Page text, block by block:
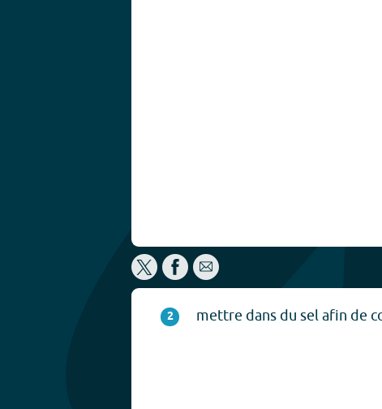
2 mettre dans du sel afin de